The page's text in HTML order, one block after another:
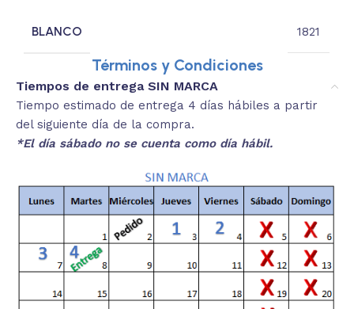
BLANCO 1821
Términos y Condiciones
Tiempos de entrega SIN MARCA
Tiempo estimado de entrega 4 días hábiles a partir
del siguiente día de la compra.
*El día sábado no se cuenta como día hábil.